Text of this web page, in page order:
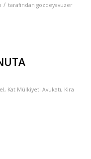
/ tarafından gozdeyavuzer
, Kat Mülkiyeti Avukatı, Kira